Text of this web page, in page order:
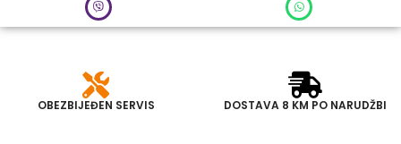
OBEZBIJEĐEN SERVIS DOSTAVA 8 KM PO NARUDŽBI